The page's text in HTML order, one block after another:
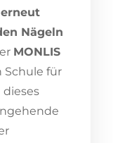
Nägeln
MONLIS
Schule für